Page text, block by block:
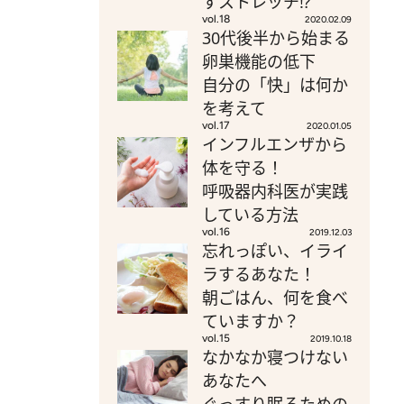
vol.18 2020.02.09
30代後半から始まる
卵巣機能の低下
自分の「快」は何か
を考えて
vol.17 2020.01.05
インフルエンザから
体を守る！
呼吸器内科医が実践
している方法
vol.16 2019.12.03
忘れっぽい、イライ
ラするあなた！
朝ごはん、何を食べ
ていますか？
vol.15 2019.10.18
なかなか寝つけない
あなたへ